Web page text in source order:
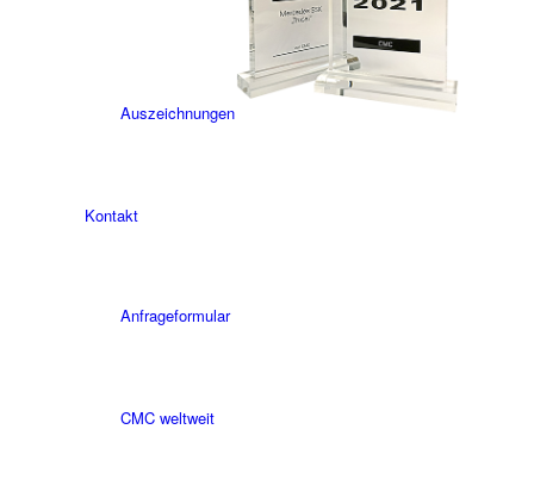
Auszeichnungen
Kontakt
Anfrageformular
CMC weltweit